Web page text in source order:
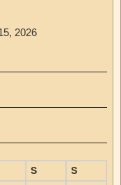
2026
S S